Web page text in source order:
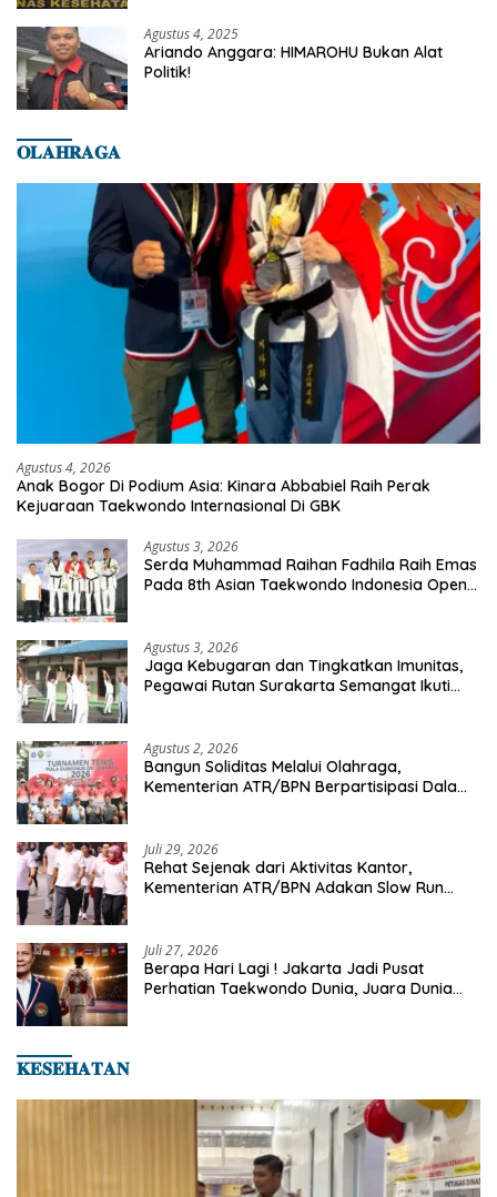
Agustus 4, 2025
Ariando Anggara: HIMAROHU Bukan Alat
Politik!
𝐎𝐋𝐀𝐇𝐑𝐀𝐆𝐀
Agustus 4, 2026
Anak Bogor Di Podium Asia: Kinara Abbabiel Raih Perak
Kejuaraan Taekwondo Internasional Di GBK
Agustus 3, 2026
Serda Muhammad Raihan Fadhila Raih Emas
Pada 8th Asian Taekwondo Indonesia Open
Agustus 3, 2026
Jaga Kebugaran dan Tingkatkan Imunitas,
Pegawai Rutan Surakarta Semangat Ikuti
Agustus 2, 2026
Bangun Soliditas Melalui Olahraga,
Kementerian ATR/BPN Berpartisipasi Dalam
Juli 29, 2026
Rehat Sejenak dari Aktivitas Kantor,
Kementerian ATR/BPN Adakan Slow Run
Juli 27, 2026
Berapa Hari Lagi ! Jakarta Jadi Pusat
Perhatian Taekwondo Dunia, Juara Dunia
𝐊𝐄𝐒𝐄𝐇𝐀𝐓𝐀𝐍